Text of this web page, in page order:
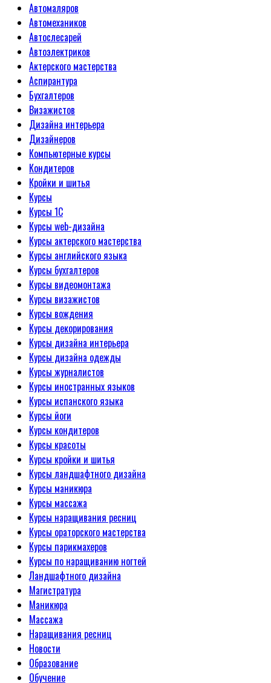
Автомаляров
Автомехаников
Автослесарей
Автоэлектриков
Актерского мастерства
Аспирантура
Бухгалтеров
Визажистов
Дизайна интерьера
Дизайнеров
Компьютерные курсы
Кондитеров
Кройки и шитья
Курсы
Курсы 1С
Курсы web-дизайна
Курсы актерского мастерства
Курсы английского языка
Курсы бухгалтеров
Курсы видеомонтажа
Курсы визажистов
Курсы вождения
Курсы декорирования
Курсы дизайна интерьера
Курсы дизайна одежды
Курсы журналистов
Курсы иностранных языков
Курсы испанского языка
Курсы йоги
Курсы кондитеров
Курсы красоты
Курсы кройки и шитья
Курсы ландшафтного дизайна
Курсы маникюра
Курсы массажа
Курсы наращивания ресниц
Курсы ораторского мастерства
Курсы парикмахеров
Курсы по наращиванию ногтей
Ландшафтного дизайна
Магистратура
Маникюра
Массажа
Наращивания ресниц
Новости
Образование
Обучение